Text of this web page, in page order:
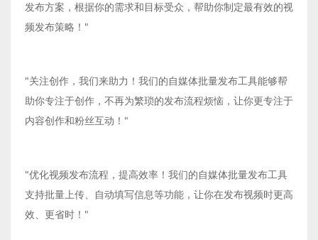
发布方案，根据你的需求和目标受众，帮助你制定最有效的视
频发布策略！"
"关注创作，我们来助力！我们的自媒体批量发布工具能够帮
助你专注于创作，不再为繁琐的发布流程烦恼，让你更专注于
内容创作和粉丝互动！"
"优化视频发布流程，提高效率！我们的自媒体批量发布工具
支持批量上传、自动填写信息等功能，让你在发布视频时更高
效、更省时！"